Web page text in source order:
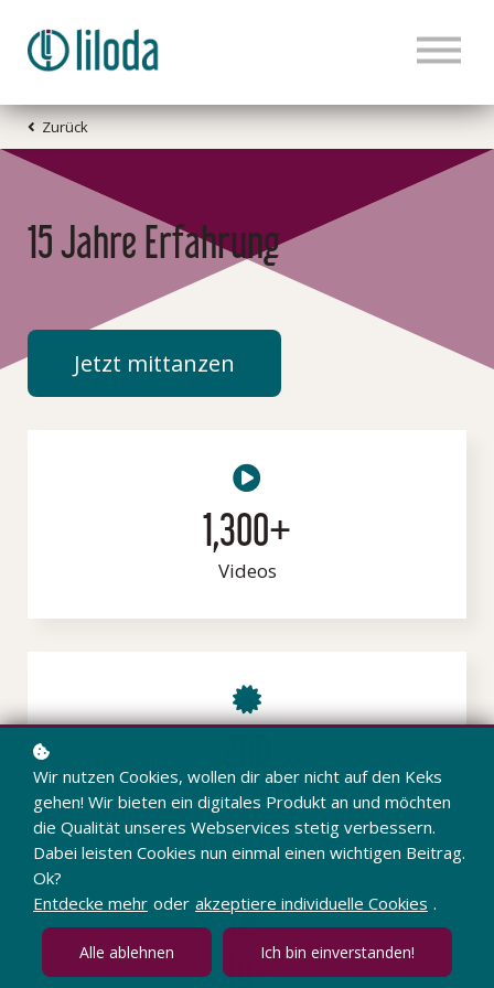
HOME
PRODUKTE
TANZWISSEN
KONTAKT
BLOG
Zurück
15 Jahre Erfahrung
Jetzt mittanzen
1,300+
Videos
Figuren
40+
Wir nutzen Cookies, wollen dir aber nicht auf den Keks
gehen! Wir bieten ein digitales Produkt an und möchten
die Qualität unseres Webservices stetig verbessern.
Dabei leisten Cookies nun einmal einen wichtigen Beitrag.
Ok?
Entdecke mehr oder akzeptiere individuelle Cookies .
Alle ablehnen Ich bin einverstanden!